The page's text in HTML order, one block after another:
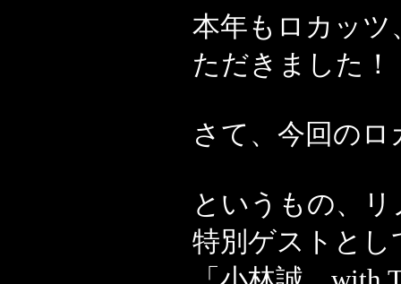
本年もロカッツ
ただきました！
さて、今回の
というもの、
特別ゲストと